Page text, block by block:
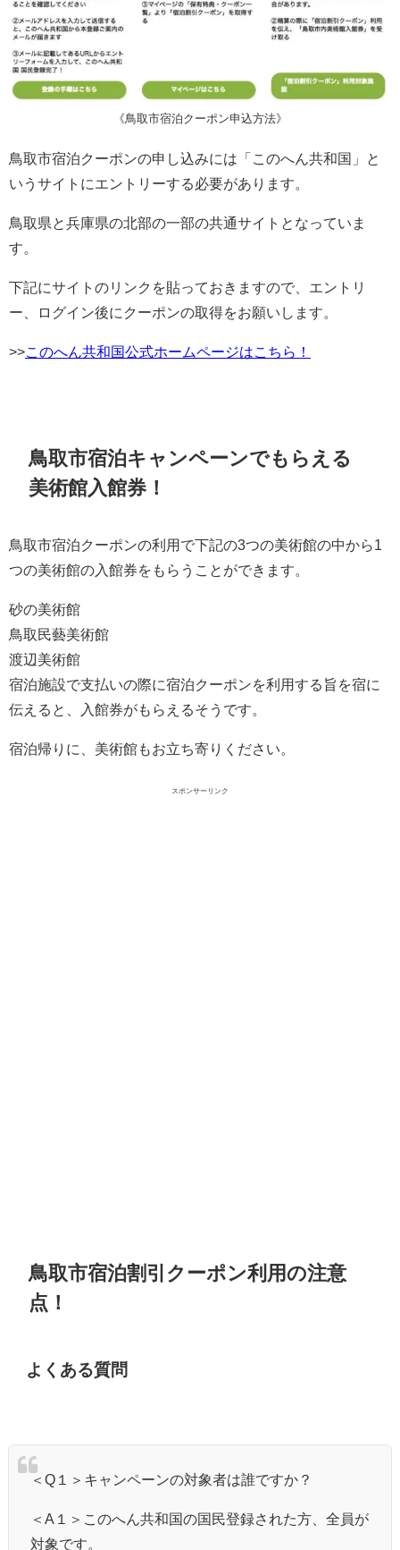
《鳥取市宿泊クーポン申込方法》
鳥取市宿泊クーポンの申し込みには「このへん共和国」と
いうサイトにエントリーする必要があります。
鳥取県と兵庫県の北部の一部の共通サイトとなっていま
す。
下記にサイトのリンクを貼っておきますので、エントリ
ー、ログイン後にクーポンの取得をお願いします。
>> このへん共和国公式ホームページはこちら！
鳥取市宿泊キャンペーンでもらえる
美術館入館券！
鳥取市宿泊クーポンの利用で下記の3つの美術館の中から1
つの美術館の入館券をもらうことができます。
砂の美術館
鳥取民藝美術館
渡辺美術館
宿泊施設で支払いの際に宿泊クーポンを利用する旨を宿に
伝えると、入館券がもらえるそうです。
宿泊帰りに、美術館もお立ち寄りください。
スポンサーリンク
鳥取市宿泊割引クーポン利用の注意
点！
よくある質問
＜ Q １＞キャンペーンの対象者は誰ですか？
＜ A １＞このへん共和国の国民登録された方、全員が
対象です。